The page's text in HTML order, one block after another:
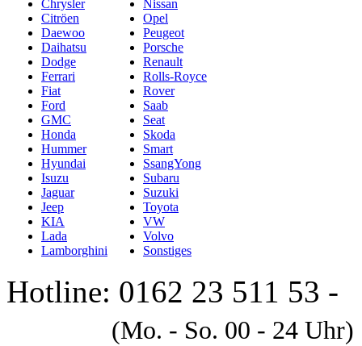
Chrysler
Citröen
Daewoo
Daihatsu
Dodge
Ferrari
Fiat
Ford
GMC
Honda
Hummer
Hyundai
Isuzu
Jaguar
Jeep
KIA
Lada
Lamborghini
Nissan
Opel
Peugeot
Porsche
Renault
Rolls-Royce
Rover
Saab
Seat
Skoda
Smart
SsangYong
Subaru
Suzuki
Toyota
VW
Volvo
Sonstiges
Hotline: 0162 23 511 53 -
(Mo. - So. 00 - 24 Uhr)